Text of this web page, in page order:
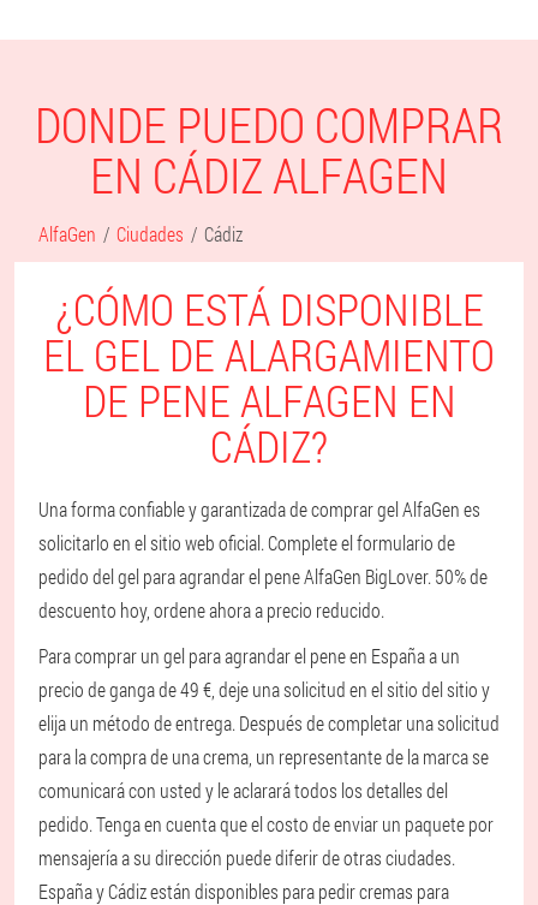
DONDE PUEDO COMPRAR
EN CÁDIZ ALFAGEN
AlfaGen Ciudades Cádiz
¿CÓMO ESTÁ DISPONIBLE
EL GEL DE ALARGAMIENTO
DE PENE ALFAGEN EN
CÁDIZ?
Una forma confiable y garantizada de comprar gel AlfaGen es
solicitarlo en el sitio web oficial. Complete el formulario de
pedido del gel para agrandar el pene AlfaGen BigLover. 50% de
descuento hoy, ordene ahora a precio reducido.
Para comprar un gel para agrandar el pene en España a un
precio de ganga de 49 €, deje una solicitud en el sitio del sitio y
elija un método de entrega. Después de completar una solicitud
para la compra de una crema, un representante de la marca se
comunicará con usted y le aclarará todos los detalles del
pedido. Tenga en cuenta que el costo de enviar un paquete por
mensajería a su dirección puede diferir de otras ciudades.
España y Cádiz están disponibles para pedir cremas para